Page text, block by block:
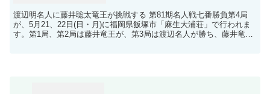
渡辺明名人に藤井聡太竜王が挑戦する 第81期名人戦七番勝負第4局
が、5月21、22日(日・月)に福岡県飯塚市「麻生大浦荘」で行われま
す。第1局、第2局は藤井竜王が、第3局は渡辺名人が勝ち、藤井竜王